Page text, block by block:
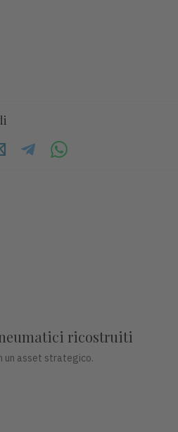
ricostruiti
un asset strategico.